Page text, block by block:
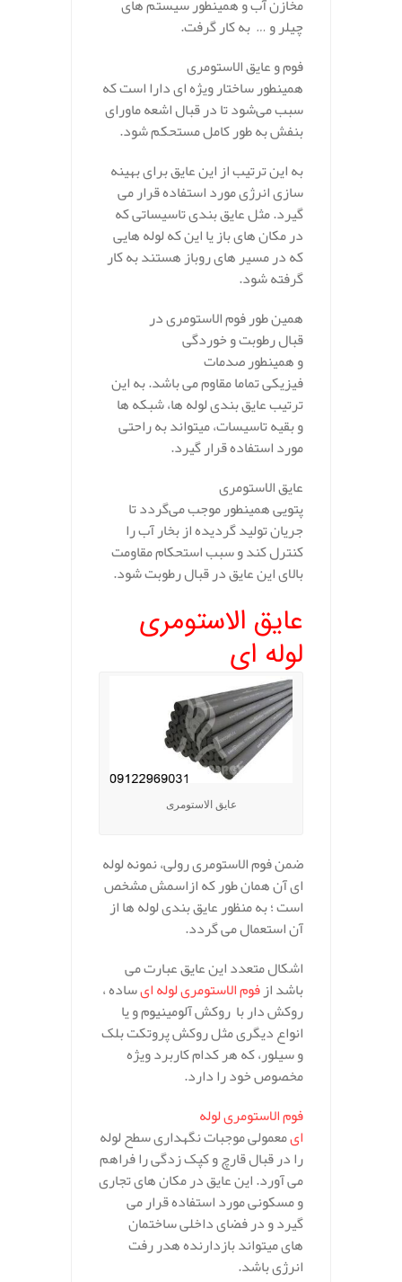
چیلر و … به کار گرفت.
فوم و عایق الاستومری
همینطور ساختار ویژه ای دارا است که
سبب می‌شود تا در قبال اشعه ماورای
بنفش به طور کامل مستحکم شود.
به این ترتیب از این عایق برای بهینه
سازی انرژی مورد استفاده قرار می
گیرد. مثل عایق بندی تاسیساتی که
در مکان های باز یا این که لوله هایی
که در مسیر های روباز هستند به کار
گرفته شود.
همین طور فوم الاستومری در
قبال رطوبت و خوردگی
و همینطور صدمات
فیزیکی تماما مقاوم می باشد. به این
ترتیب عایق بندی لوله ها، شبکه ها
و بقیه تاسیسات، میتواند به راحتی
مورد استفاده قرار گیرد.
عایق الاستومری
پتویی همینطور موجب می‌گردد تا
جریان تولید گردیده از بخار آب را
کنترل کند و سبب استحکام مقاومت
بالای این عایق در قبال رطوبت شود.
عایق الاستومری
لوله ای
عایق الاستومری
ضمن فوم الاستومری رولی، نمونه لوله
ای آن همان طور که ازاسمش مشخص
است ؛ به منظور عایق بندی لوله ها از
آن استعمال می گردد.
اشکال متعدد این عایق عبارت می
باشد ازفوم الاستومری لوله ایساده ،
روکش دار با روکش آلومینیوم و یا
انواع دیگری مثل روکش پروتکت بلک
و سیلور، که هر کدام کاربرد ویژه
مخصوص خود را دارد.
فوم الاستومری لوله
ایمعمولی موجبات نگهداری سطح لوله
را در قبال قارچ و کپک زدگی را فراهم
می آورد. این عایق در مکان های تجاری
و مسکونی مورد استفاده قرار می
گیرد و در فضای داخلی ساختمان
های میتواند بازدارنده هدر رفت
انرژی باشد.